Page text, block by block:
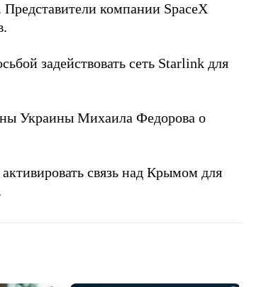
компании SpaceX
задействовать сеть Starlink для
Украины Михаила Федорова о
активировать связь над Крымом для